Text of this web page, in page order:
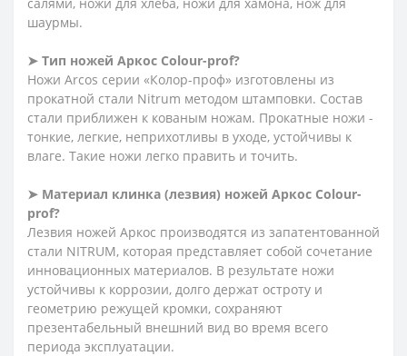
шаурмы.
➤ Тип ножей Аркос Сolour-prof?
Ножи Arcos серии «Колор-проф» изготовлены из
прокатной стали Nitrum методом штамповки. Состав
стали приближен к кованым ножам. Прокатные ножи -
тонкие, легкие, неприхотливы в уходе, устойчивы к
влаге. Такие ножи легко править и точить.
➤ Материал клинка (лезвия) ножей Аркос Сolour-
prof?
Лезвия ножей Аркос производятся из запатентованной
стали NITRUM, которая представляет собой сочетание
инновационных материалов. В результате ножи
устойчивы к коррозии, долго держат остроту и
геометрию режущей кромки, сохраняют
презентабельный внешний вид во время всего
периода эксплуатации.